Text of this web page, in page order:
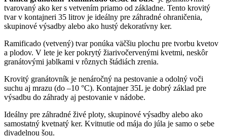
tvarovaný ako ker s vetvením priamo od základne. Tento krovitý
tvar v kontajneri 35 litrov je ideálny pre záhradné ohraničenia,
skupinové výsadby alebo ako hustý dekoratívny ker.
Ramificado (vetvený) tvar ponúka väčšiu plochu pre tvorbu kvetov
a plodov. V lete je ker pokrytý žiarivočervenými kvetmi, neskôr
granátovými jablkami v rôznych štádiách zrenia.
Krovitý granátovník je nenáročný na pestovanie a odolný voči
suchu aj mrazu (do –10 °C). Kontajner 35L je dobrý základ pre
výsadbu do záhrady aj pestovanie v nádobe.
Ideálny pre záhradné živé ploty, skupinové výsadby alebo ako
samostatný kvetnatý ker. Kvitnutie od mája do júla je samo o sebe
divadelnou šou.